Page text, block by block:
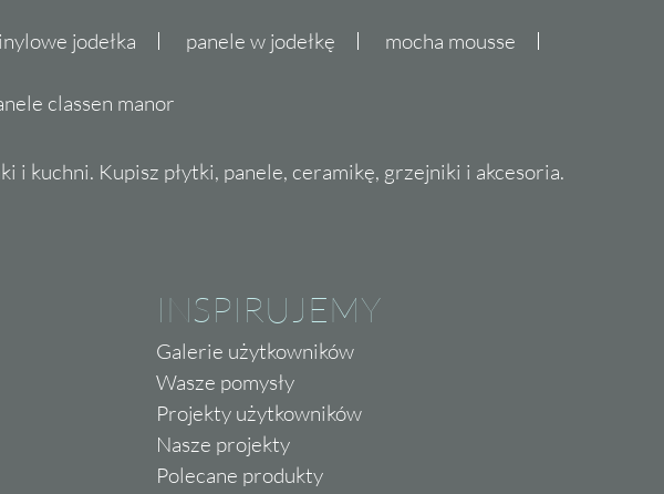
jodełka panele w jodełkę mocha mousse
classen manor
i kuchni. Kupisz płytki, panele, ceramikę, grzejniki i akcesoria.
INSPIRUJEMY
Galerie użytkowników
Wasze pomysły
Projekty użytkowników
Nasze projekty
Polecane produkty